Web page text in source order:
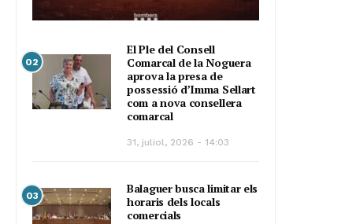
02
El Ple del Consell
Comarcal de la Noguera
aprova la presa de
possessió d’Imma Sellart
com a nova consellera
comarcal
31, juliol, 2026 - 14:03
03
Balaguer busca limitar els
horaris dels locals
comercials